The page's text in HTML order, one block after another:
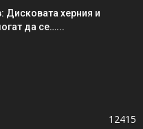
Дисковата херния и
да се…...
12415